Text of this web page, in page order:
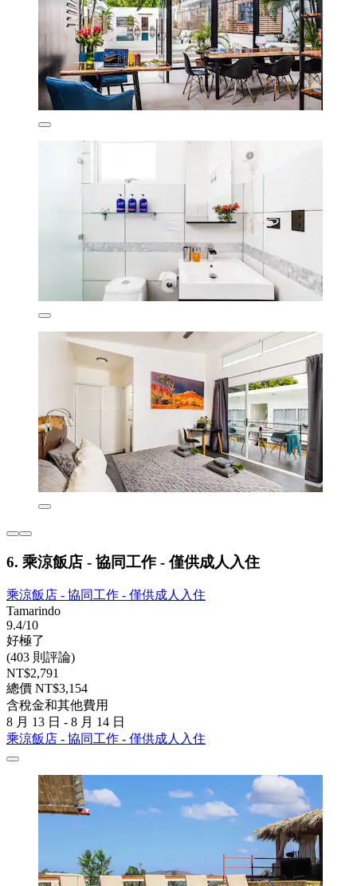
6. 乘涼飯店 - 協同工作 - 僅供成人入住
乘涼飯店 - 協同工作 - 僅供成人入住
Tamarindo
9.4/10
好極了
(403 則評論)
NT$2,791
總價 NT$3,154
含稅金和其他費用
8 月 13 日 - 8 月 14 日
乘涼飯店 - 協同工作 - 僅供成人入住